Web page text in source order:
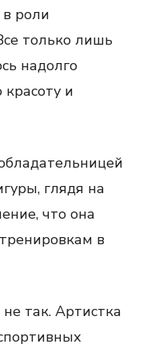
роли
только лишь
надолго
и
глядя на
что она
в
так. Артистка